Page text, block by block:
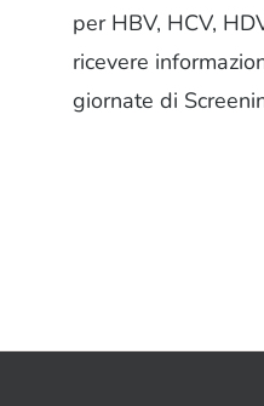
per HBV, HCV,
ricevere
giornate di